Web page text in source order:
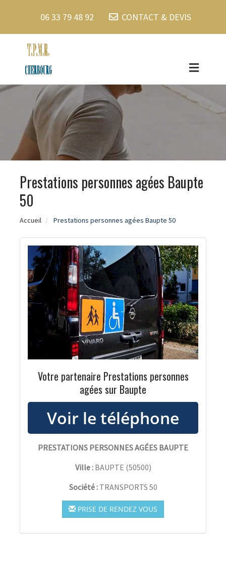
06 33 79 48 92 CONTACT & DEVIS
Prestations personnes agées Baupte
50
Accueil Prestations personnes agées Baupte 50
Votre partenaire Prestations personnes
agées sur Baupte
PRESTATIONS PERSONNES AGÉES BAUPTE
Ville : BAUPTE (50500)
Société : TRANSPORTS 50
PRISE DE RENDEZ VOUS